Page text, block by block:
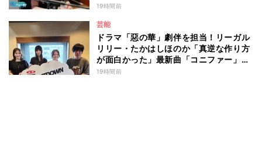
19時間前
芸能
ドラマ「惡の華」劇伴を担当！リーガル
リリー・たかはしほのか「真逆な作り方
が面白かった」最新曲「コニファー」制
作秘話も
19時間前